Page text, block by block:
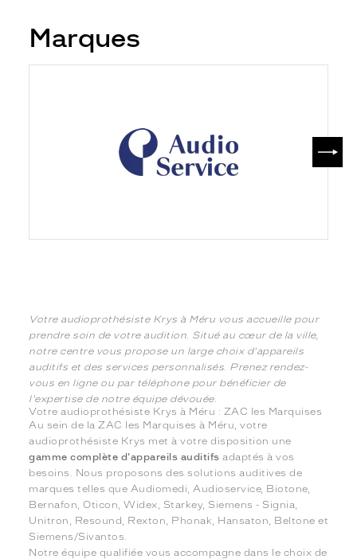
Marques
Votre audioprothésiste Krys à Méru vous accueille pour
prendre soin de votre audition. Situé au cœur de la ville,
notre centre vous propose un large choix d'appareils
auditifs et des services personnalisés. Prenez rendez-
vous en ligne ou par téléphone pour bénéficier de
l'expertise de notre équipe dévouée.
Votre audioprothésiste Krys à Méru : ZAC les Marquises
Au sein de la ZAC les Marquises à Méru, votre
audioprothésiste Krys met à votre disposition une
gamme complète d'appareils auditifs adaptés à vos
besoins. Nous proposons des solutions auditives de
marques telles que Audiomedi, Audioservice, Biotone,
Bernafon, Oticon, Widex, Starkey, Siemens - Signia,
Unitron, Resound, Rexton, Phonak, Hansaton, Beltone et
Siemens/Sivantos.
Notre équipe qualifiée vous accompagne dans le choix de